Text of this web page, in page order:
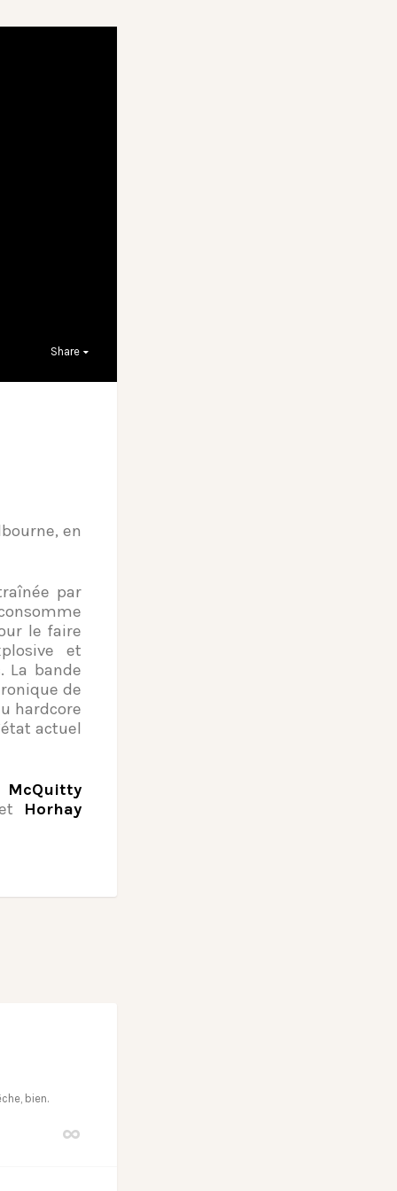
Share
en
par
le faire
et
La bande
de
hardcore
actuel
McQuitty
Horhay
bien.